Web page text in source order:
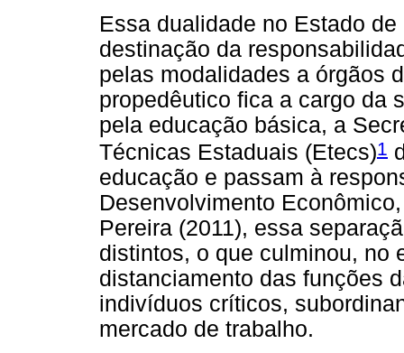
Essa dualidade no Estado
destinação da
pelas modalidades a órgãos
propedêutico fica a cargo da
pela educação básica, a
Técnicas Estaduais (Etecs)1
educação e passam à
Desenvolvimento
Pereira (2011), essa
distintos, o que culminou, no
distanciamento das funções
indivíduos críticos,
mercado de trabalho.